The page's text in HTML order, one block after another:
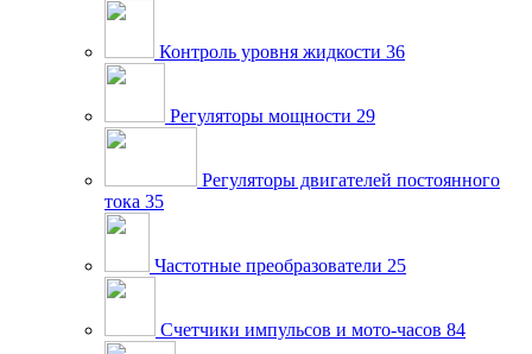
Контроль уровня жидкости 36
Регуляторы мощности 29
Регуляторы двигателей постоянного
тока 35
Частотные преобразователи 25
Счетчики импульсов и мото-часов 84